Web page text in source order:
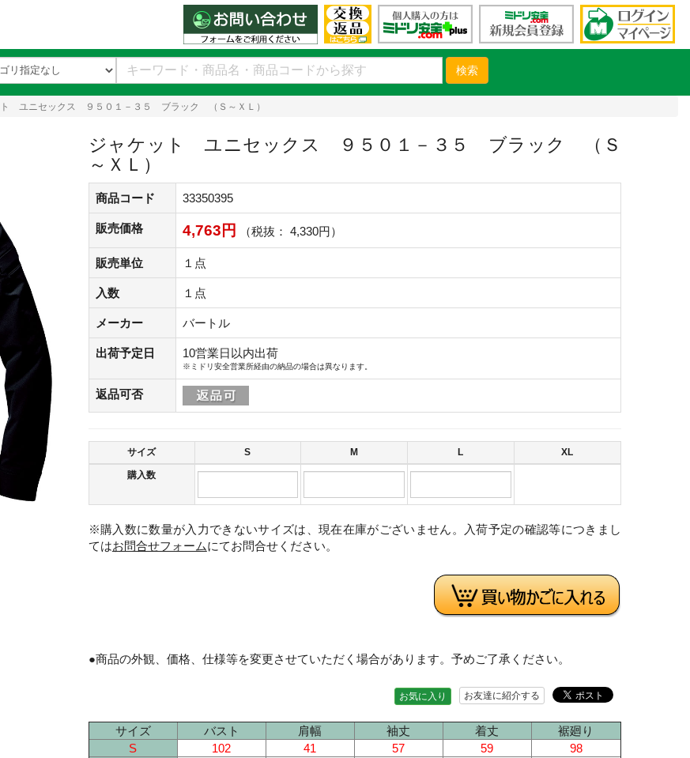
検索
ト ユニセックス ９５０１－３５ ブラック （Ｓ～ＸＬ）
ジャケット ユニセックス ９５０１－３５ ブラック （Ｓ
～ＸＬ）
商品コード 33350395
販売価格 4,763円 （税抜： 4,330円）
販売単位 １点
入数 １点
メーカー バートル
出荷予定日 10営業日以内出荷
※ミドリ安全営業所経由の納品の場合は異なります。
返品可否
サイズ S M L XL
購入数
※購入数に数量が入力できないサイズは、現在在庫がございません。入荷予定の確認等につきまし
てはお問合せフォームにてお問合せください。
●商品の外観、価格、仕様等を変更させていただく場合があります。予めご了承ください。
お友達に紹介する
お気に入り
サイズ バスト 肩幅 袖丈 着丈
裾廻り
S
102 41 57 59
98